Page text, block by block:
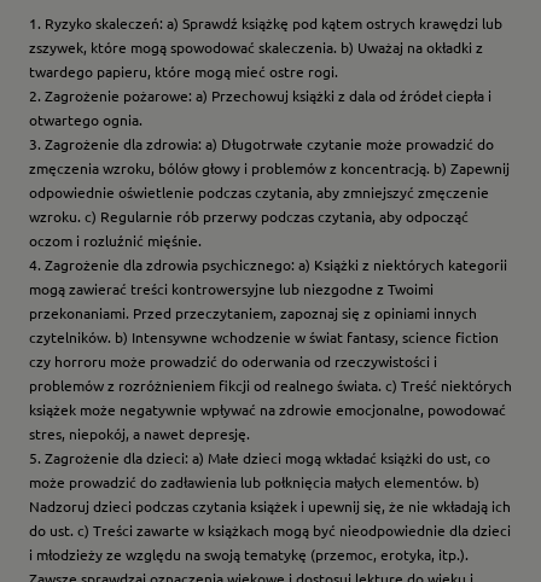
1. Ryzyko skaleczeń: a) Sprawdź książkę pod kątem ostrych krawędzi lub
zszywek, które mogą spowodować skaleczenia. b) Uważaj na okładki z
twardego papieru, które mogą mieć ostre rogi.
2. Zagrożenie pożarowe: a) Przechowuj książki z dala od źródeł ciepła i
otwartego ognia.
3. Zagrożenie dla zdrowia: a) Długotrwałe czytanie może prowadzić do
zmęczenia wzroku, bólów głowy i problemów z koncentracją. b) Zapewnij
odpowiednie oświetlenie podczas czytania, aby zmniejszyć zmęczenie
wzroku. c) Regularnie rób przerwy podczas czytania, aby odpocząć
oczom i rozluźnić mięśnie.
4. Zagrożenie dla zdrowia psychicznego: a) Książki z niektórych kategorii
mogą zawierać treści kontrowersyjne lub niezgodne z Twoimi
przekonaniami. Przed przeczytaniem, zapoznaj się z opiniami innych
czytelników. b) Intensywne wchodzenie w świat fantasy, science fiction
czy horroru może prowadzić do oderwania od rzeczywistości i
problemów z rozróżnieniem fikcji od realnego świata. c) Treść niektórych
książek może negatywnie wpływać na zdrowie emocjonalne, powodować
stres, niepokój, a nawet depresję.
5. Zagrożenie dla dzieci: a) Małe dzieci mogą wkładać książki do ust, co
może prowadzić do zadławienia lub połknięcia małych elementów. b)
Nadzoruj dzieci podczas czytania książek i upewnij się, że nie wkładają ich
do ust. c) Treści zawarte w książkach mogą być nieodpowiednie dla dzieci
i młodzieży ze względu na swoją tematykę (przemoc, erotyka, itp.).